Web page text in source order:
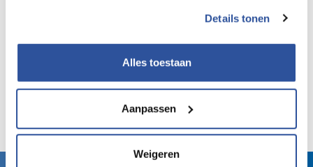
Details tonen
Alles toestaan
Aanpassen
Weigeren